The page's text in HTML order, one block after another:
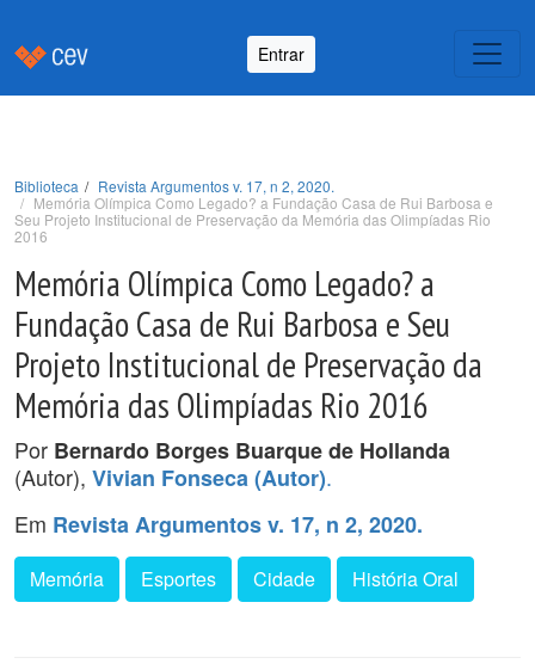
Entrar
Biblioteca
Revista Argumentos v. 17, n 2, 2020.
Memória Olímpica Como Legado? a Fundação Casa de Rui Barbosa e
Seu Projeto Institucional de Preservação da Memória das Olimpíadas Rio
2016
Memória Olímpica Como Legado? a
Fundação Casa de Rui Barbosa e Seu
Projeto Institucional de Preservação da
Memória das Olimpíadas Rio 2016
Por Bernardo Borges Buarque de Hollanda
(Autor), Vivian Fonseca (Autor).
Em Revista Argumentos v. 17, n 2, 2020.
Memória Esportes Cidade História Oral